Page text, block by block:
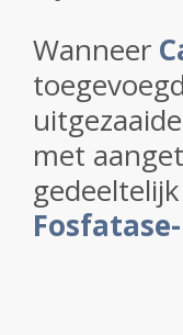
Wanneer
met